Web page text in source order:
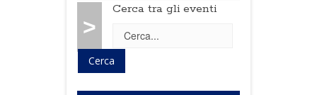
>
Cerca tra gli eventi